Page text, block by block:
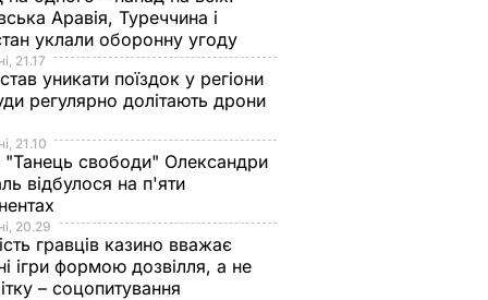
Аравія, Туреччина і
уклали оборонну угоду
21.17
уникати поїздок у регіони
регулярно долітають дрони
21.10
"Танець свободи" Олександри
відбулося на п'яти
20.29
гравців казино вважає
ігри формою дозвілля, а не
– соцопитування